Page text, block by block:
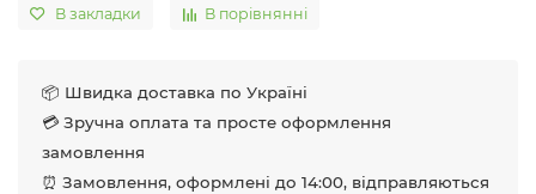
В закладки В порівнянні
📦 Швидка доставка по Україні
💳 Зручна оплата та просте оформлення
замовлення
⏰ Замовлення, оформлені до 14:00, відправляються